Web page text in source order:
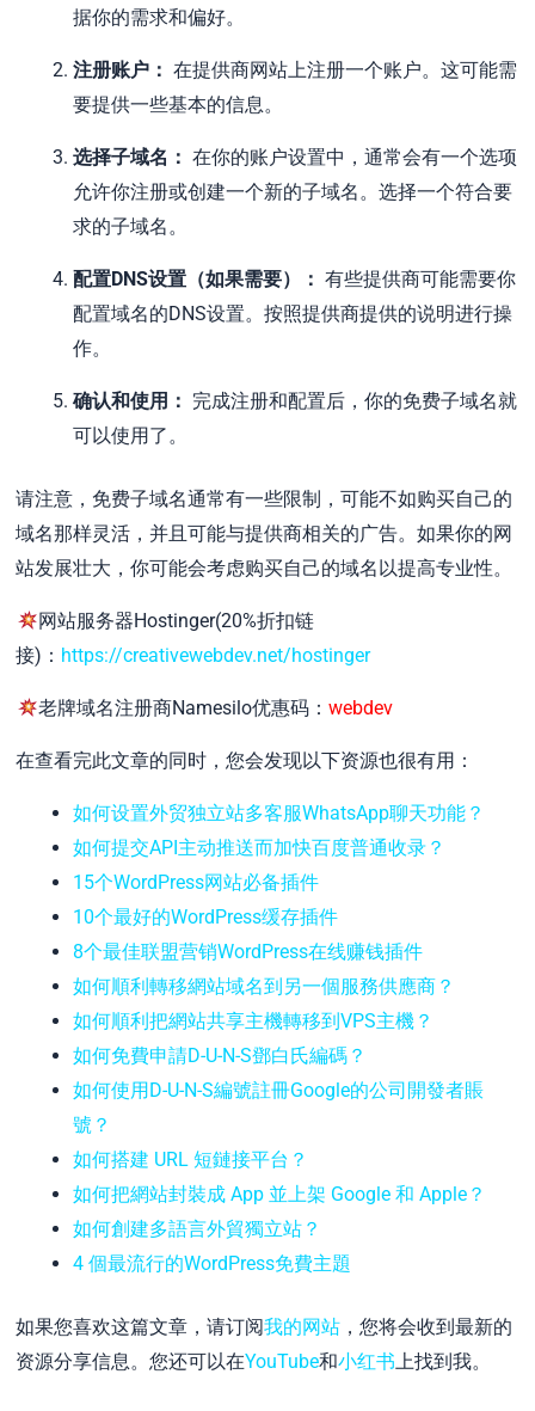
据你的需求和偏好。
注册账户： 在提供商网站上注册一个账户。这可能需
要提供一些基本的信息。
选择子域名： 在你的账户设置中，通常会有一个选项
允许你注册或创建一个新的子域名。选择一个符合要
求的子域名。
配置DNS设置（如果需要）： 有些提供商可能需要你
配置域名的DNS设置。按照提供商提供的说明进行操
作。
确认和使用： 完成注册和配置后，你的免费子域名就
可以使用了。
请注意，免费子域名通常有一些限制，可能不如购买自己的
域名那样灵活，并且可能与提供商相关的广告。如果你的网
站发展壮大，你可能会考虑购买自己的域名以提高专业性。
网站服务器Hostinger(20%折扣链
接)： https://creativewebdev.net/hostinger
老牌域名注册商Namesilo优惠码： webdev
在查看完此文章的同时，您会发现以下资源也很有用：
如何设置外贸独立站多客服WhatsApp聊天功能？
如何提交API主动推送而加快百度普通收录？
15个WordPress网站必备插件
10个最好的WordPress缓存插件
8个最佳联盟营销WordPress在线赚钱插件
如何順利轉移網站域名到另一個服務供應商？
如何順利把網站共享主機轉移到VPS主機？
如何免費申請D-U-N-S鄧白氏編碼？
如何使用D-U-N-S編號註冊Google的公司開發者賬
號？
如何搭建 URL 短鏈接平台？
如何把網站封裝成 App 並上架 Google 和 Apple？
如何創建多語言外貿獨立站？
4 個最流行的WordPress免費主題
如果您喜欢这篇文章，请订阅我的网站 ，您将会收到最新的
资源分享信息。您还可以在YouTube和小红书上找到我。